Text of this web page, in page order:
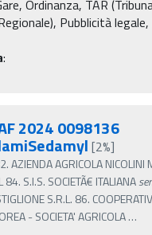
Ordinanza, TAR
Pubblicità legale,
:
2024 0098136
[2%]
AZIENDA AGRICOLA NICOLINI
84. S.I.S. SOCIETÃ€ ITALIANA
S.R.L. 86.
- SOCIETA' AGRICOLA…